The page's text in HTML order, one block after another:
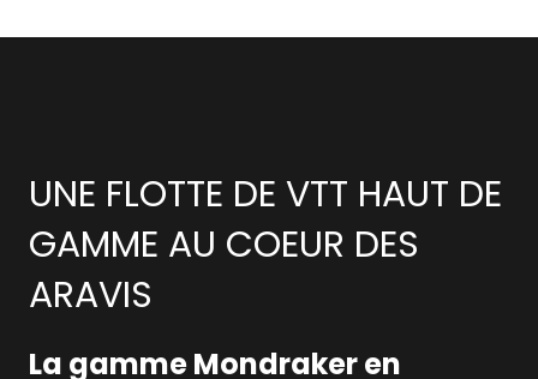
UNE FLOTTE DE VTT HAUT DE
GAMME AU COEUR DES
ARAVIS
La gamme Mondraker en